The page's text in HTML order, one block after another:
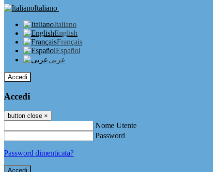
Italiano
Italiano
English
Français
Español
عربى
Accedi
Accedi
button close ×
Nome Utente
Password
Password dimenticata?